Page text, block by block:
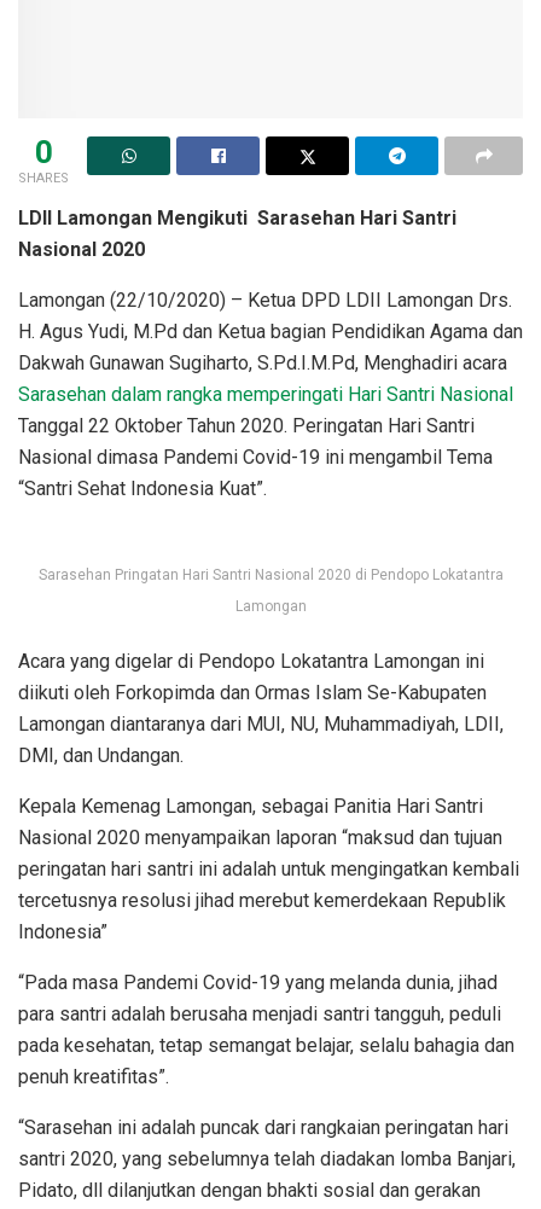
0
SHARES
LDII Lamongan Mengikuti Sarasehan Hari Santri
Nasional 2020
Lamongan (22/10/2020) – Ketua DPD LDII Lamongan Drs.
H. Agus Yudi, M.Pd dan Ketua bagian Pendidikan Agama dan
Dakwah Gunawan Sugiharto, S.Pd.I.M.Pd, Menghadiri acara
Sarasehan dalam rangka memperingati Hari Santri Nasional
Tanggal 22 Oktober Tahun 2020. Peringatan Hari Santri
Nasional dimasa Pandemi Covid-19 ini mengambil Tema
“Santri Sehat Indonesia Kuat”.
Sarasehan Pringatan Hari Santri Nasional 2020 di Pendopo Lokatantra
Lamongan
Acara yang digelar di Pendopo Lokatantra Lamongan ini
diikuti oleh Forkopimda dan Ormas Islam Se-Kabupaten
Lamongan diantaranya dari MUI, NU, Muhammadiyah, LDII,
DMI, dan Undangan.
Kepala Kemenag Lamongan, sebagai Panitia Hari Santri
Nasional 2020 menyampaikan laporan “maksud dan tujuan
peringatan hari santri ini adalah untuk mengingatkan kembali
tercetusnya resolusi jihad merebut kemerdekaan Republik
Indonesia”
“Pada masa Pandemi Covid-19 yang melanda dunia, jihad
para santri adalah berusaha menjadi santri tangguh, peduli
pada kesehatan, tetap semangat belajar, selalu bahagia dan
penuh kreatifitas”.
“Sarasehan ini adalah puncak dari rangkaian peringatan hari
santri 2020, yang sebelumnya telah diadakan lomba Banjari,
Pidato, dll dilanjutkan dengan bhakti sosial dan gerakan